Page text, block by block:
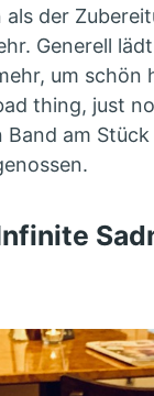
der
Generell
um
thing, just
am Stück